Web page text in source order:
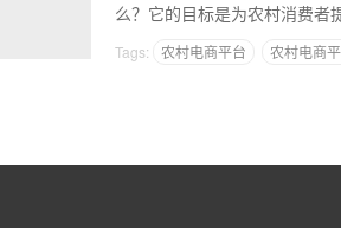
么？它的目标是为农村消费者
Tags: 农村电商平台 农村电商